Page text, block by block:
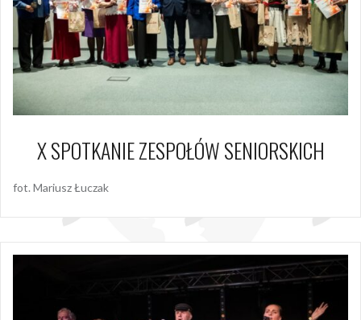
X SPOTKANIE ZESPOŁÓW SENIORSKICH
fot. Mariusz Łuczak